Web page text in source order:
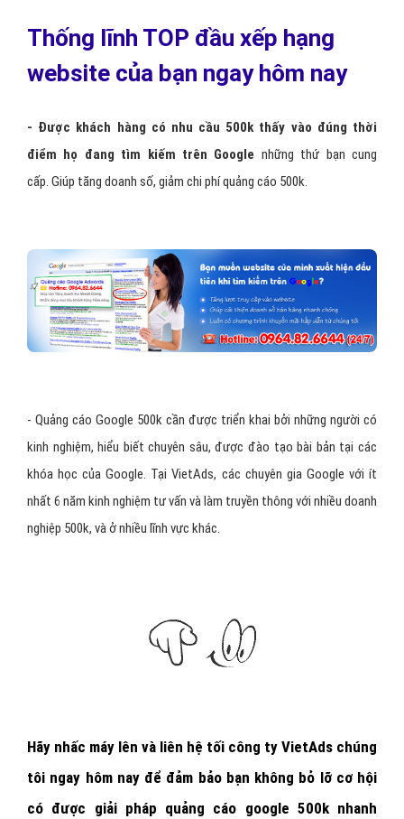
Thống lĩnh TOP đầu xếp hạng
website của bạn ngay hôm nay
- Được khách hàng có nhu cầu 500k thấy vào đúng thời
điểm họ đang tìm kiếm trên Google những thứ bạn cung
cấp. Giúp tăng doanh số, giảm chi phí quảng cáo 500k.
- Quảng cáo Google 500k cần được triển khai bởi những người có
kinh nghiệm, hiểu biết chuyên sâu, được đào tạo bài bản tại các
khóa học của Google. Tại VietAds, các chuyên gia Google với ít
nhất 6 năm kinh nghiệm tư vấn và làm truyền thông với nhiều doanh
nghiệp 500k, và ở nhiều lĩnh vực khác.
Hãy nhấc máy lên và liên hệ tối công ty VietAds chúng
tôi ngay hôm nayđể đảm bảo bạn không bỏ lỡ cơ hội
có được giải pháp quảng cáo google 500k nhanh